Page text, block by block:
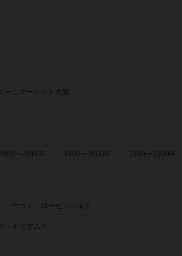
ームマーケット大賞
〜2010年 1990〜2000年 1980〜1990年
ウヴェ・ローゼンベルク
・キリアムス